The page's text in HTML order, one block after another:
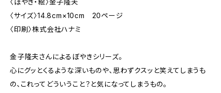
〈ぼやき・絵〉金子隆夫
〈サイズ〉14.8cm×10cm 20ページ
〈印刷〉株式会社ハナミ
金子隆夫さんによるぼやきシリーズ。
心にグッとくるような深いものや、思わずクスッと笑えてしまうも
の、これってどういうこと？と気になってしまうもの。